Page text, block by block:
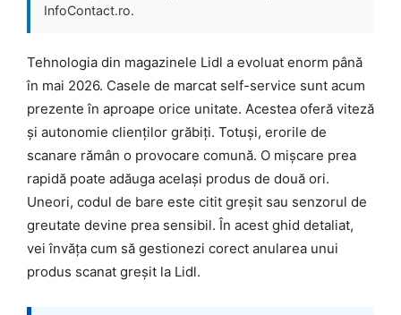
InfoContact.ro.
Tehnologia din magazinele Lidl a evoluat enorm până
în mai 2026. Casele de marcat self-service sunt acum
prezente în aproape orice unitate. Acestea oferă viteză
și autonomie clienților grăbiți. Totuși, erorile de
scanare rămân o provocare comună. O mișcare prea
rapidă poate adăuga același produs de două ori.
Uneori, codul de bare este citit greșit sau senzorul de
greutate devine prea sensibil. În acest ghid detaliat,
vei învăța cum să gestionezi corect anularea unui
produs scanat greșit la Lidl.